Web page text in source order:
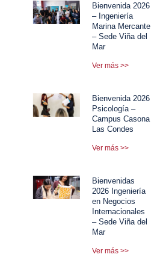
Bienvenida 2026
– Ingeniería
Marina Mercante
– Sede Viña del
Mar
Ver más >>
Bienvenida 2026
Psicología –
Campus Casona
Las Condes
Ver más >>
Bienvenidas
2026 Ingeniería
en Negocios
Internacionales
– Sede Viña del
Mar
Ver más >>